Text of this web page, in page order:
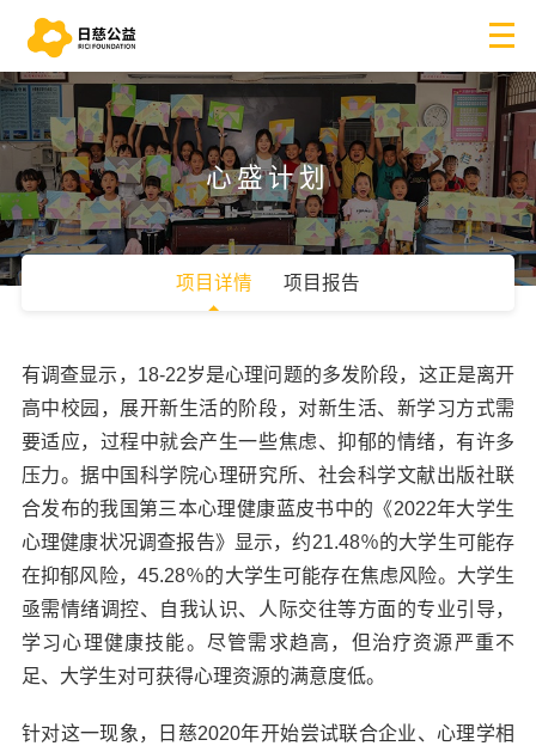
心盛计划
项目详情 项目报告
有调查显示，18-22岁是心理问题的多发阶段，这正是离开
高中校园，展开新生活的阶段，对新生活、新学习方式需
要适应，过程中就会产生一些焦虑、抑郁的情绪，有许多
压力。据中国科学院心理研究所、社会科学文献出版社联
合发布的我国第三本心理健康蓝皮书中的《2022年大学生
心理健康状况调查报告》显示，约21.48％的大学生可能存
在抑郁风险，45.28％的大学生可能存在焦虑风险。大学生
亟需情绪调控、自我认识、人际交往等方面的专业引导，
学习心理健康技能。尽管需求趋高，但治疗资源严重不
足、大学生对可获得心理资源的满意度低。
针对这一现象，日慈2020年开始尝试联合企业、心理学相